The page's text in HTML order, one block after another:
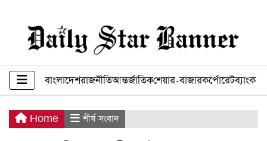
বাংলাদেশরাজনীতিআন্তর্জাতিকশেয়ার-বাজারকর্পোরেটব্যাংক
Home শীর্ষ সংবাদ